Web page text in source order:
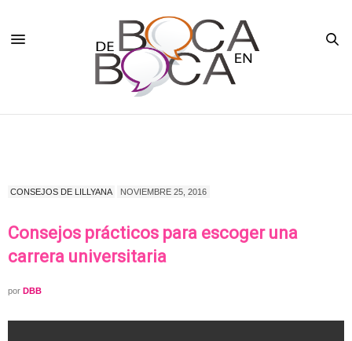
CONSEJOS DE LILLYANA NOVIEMBRE 25, 2016
Consejos prácticos para escoger una
carrera universitaria
por DBB